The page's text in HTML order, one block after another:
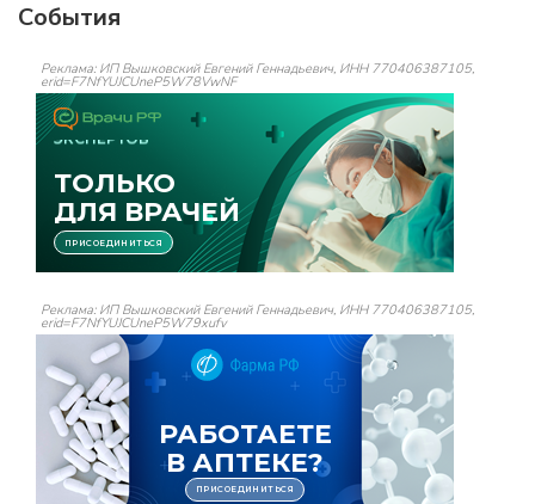
События
Реклама: ИП Вышковский Евгений Геннадьевич, ИНН 770406387105,
erid=F7NfYUJCUneP5W78VwNF
Реклама: ИП Вышковский Евгений Геннадьевич, ИНН 770406387105,
erid=F7NfYUJCUneP5W79xufv